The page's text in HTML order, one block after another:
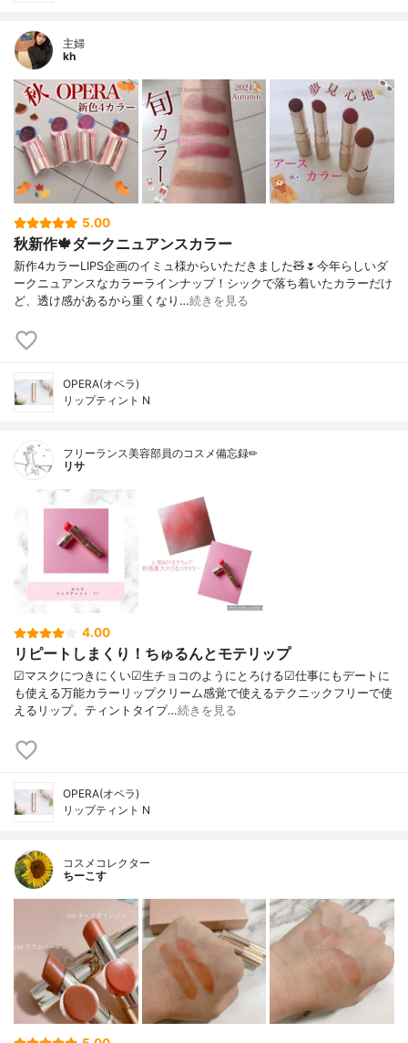
主婦
kh
5.00
秋新作🍁ダークニュアンスカラー
新作4カラーLIPS企画のイミュ様からいただきました🧸🌷今年らしいダ
ークニュアンスなカラーラインナップ！シックで落ち着いたカラーだけ
ど、透け感があるから重くなり…続きを見る
OPERA(オペラ)
リップティント N
フリーランス美容部員のコスメ備忘録✏︎
リサ
4.00
リピートしまくり！ちゅるんとモテリップ
☑︎マスクにつきにくい☑︎生チョコのようにとろける☑︎仕事にもデートに
も使える万能カラーリップクリーム感覚で使えるテクニックフリーで使
えるリップ。ティントタイプ…続きを見る
OPERA(オペラ)
リップティント N
コスメコレクター
ちーこす